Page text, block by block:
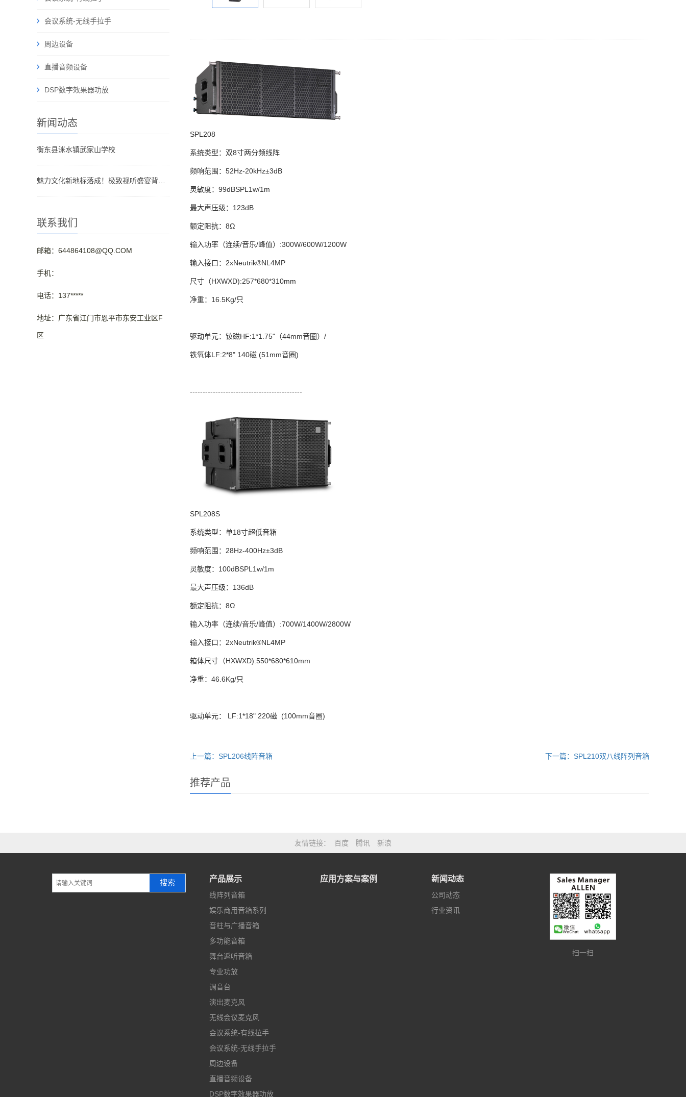
会议系统-无线手拉手
周边设备
直播音频设备
DSP数字效果器功放
新闻动态
衡东县洣水镇武家山学校
联系我们
邮箱：644864108@QQ.COM
手机：
电话：137*****
地址：广东省江门市恩平市东安工业区F
区
SPL208
系统类型：双8寸两分频线阵
频响范围：52Hz-20kHz±3dB
灵敏度：99dBSPL1w/1m
最大声压级：123dB
额定阻抗：8Ω
输入功率（连续/音乐/峰值）:300W/600W/1200W
输入接口：2xNeutrik®NL4MP
尺寸（HXWXD):257*680*310mm
净重：16.5Kg/只
驱动单元：钕磁HF:1*1.75"（44mm音圈）/
铁氧体LF:2*8" 140磁 (51mm音圈)
--------------------------------------------
SPL208S
系统类型：单18寸超低音箱
频响范围：28Hz-400Hz±3dB
灵敏度：100dBSPL1w/1m
最大声压级：136dB
额定阻抗：8Ω
输入功率（连续/音乐/峰值）:700W/1400W/2800W
输入接口：2xNeutrik®NL4MP
箱体尺寸（HXWXD):550*680*610mm
净重：46.6Kg/只
驱动单元： LF:1*18" 220磁 (100mm音圈)
上一篇：SPL206线阵音箱 下一篇：SPL210双八线阵列音箱
推荐产品
友情链接 百度 腾讯 新浪
搜索 产品展示
线阵列音箱
娱乐商用音箱系列
音柱与广播音箱
多功能音箱
舞台返听音箱
专业功放
调音台
演出麦克风
无线会议麦克风
会议系统-有线拉手
会议系统-无线手拉手
周边设备
直播音频设备
DSP数字效果器功放
应用方案与案例 新闻动态
公司动态
行业资讯
扫一扫